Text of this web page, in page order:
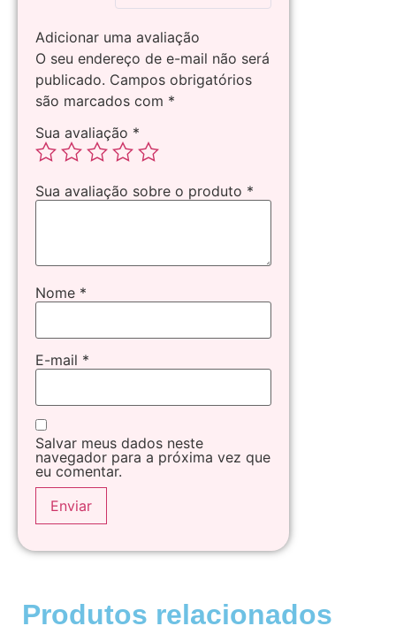
Adicionar uma avaliação
O seu endereço de e-mail não será
publicado. Campos obrigatórios
são marcados com *
Sua avaliação *
Sua avaliação sobre o produto *
Nome *
E-mail *
Salvar meus dados neste
navegador para a próxima vez que
eu comentar.
Produtos relacionados